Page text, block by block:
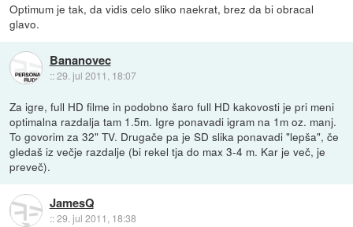
Optimum je tak, da vidis celo sliko naekrat, brez da bi obracal
glavo.
Bananovec
::29. jul 2011, 18:07
Za igre, full HD filme in podobno šaro full HD kakovosti je pri meni
optimalna razdalja tam 1.5m. Igre ponavadi igram na 1m oz. manj.
To govorim za 32" TV. Drugače pa je SD slika ponavadi "lepša", če
gledaš iz večje razdalje (bi rekel tja do max 3-4 m. Kar je več, je
preveč).
JamesQ
::29. jul 2011, 18:38